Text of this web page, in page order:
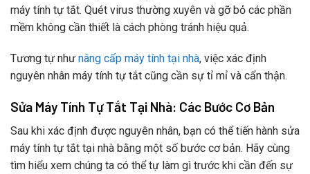
máy tính tự tắt. Quét virus thường xuyên và gỡ bỏ các phần
mềm không cần thiết là cách phòng tránh hiệu quả.
Tương tự như nâng cấp máy tính tại nhà, việc xác định
nguyên nhân máy tính tự tắt cũng cần sự tỉ mỉ và cẩn thận.
Sửa Máy Tính Tự Tắt Tại Nhà: Các Bước Cơ Bản
Sau khi xác định được nguyên nhân, bạn có thể tiến hành sửa
máy tính tự tắt tại nhà bằng một số bước cơ bản. Hãy cùng
tìm hiểu xem chúng ta có thể tự làm gì trước khi cần đến sự